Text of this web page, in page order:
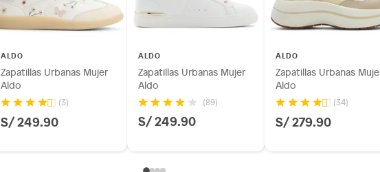
ALDO
Zapatillas Urbanas Mujer
Aldo
(3)
S/ 249.90
ALDO
Zapatillas Urbanas Mujer
Aldo
(89)
S/ 249.90
ALDO
Zapatillas Urbanas
Aldo
(34)
S/ 279.90